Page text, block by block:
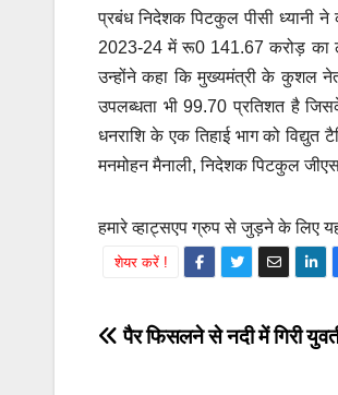
प्रबंध निदेशक पिटकुल पीसी ध्यानी ने
2023-24 में रू0 141.67 करोड़ का
उन्होंने कहा कि मुख्यमंत्री के कुशल
उपलब्धता भी 99.70 प्रतिशत है
धनराशि के एक तिहाई भाग को
मनमोहन मैनाली, निदेशक पिटकुल
हमारे व्हाट्सएप ग्रुप से जुड़ने के लिए
शेयर करें !
Post
पैर फिसलने से नदी में गिरी